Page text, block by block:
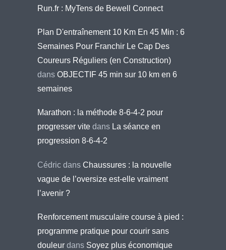
Run.fr : MyTens de Bewell Connect
Plan D'entraînement 10 Km En 45 Min : 6
Semaines Pour Franchir Le Cap Des
Coureurs Réguliers (en Construction)
dans OBJECTIF 45 min sur 10 km en 6
semaines
Marathon : la méthode 8-6-4-2 pour
progresser vite dans La séance en
progression 8-6-4-2
Cédric dans Chaussures : la nouvelle
vague de l’oversize est-elle vraiment
l’avenir ?
Renforcement musculaire course à pied :
programme pratique pour courir sans
douleur dans Soyez plus économique